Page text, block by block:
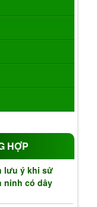
HỢP
lưu ý khi sử
ninh có dây